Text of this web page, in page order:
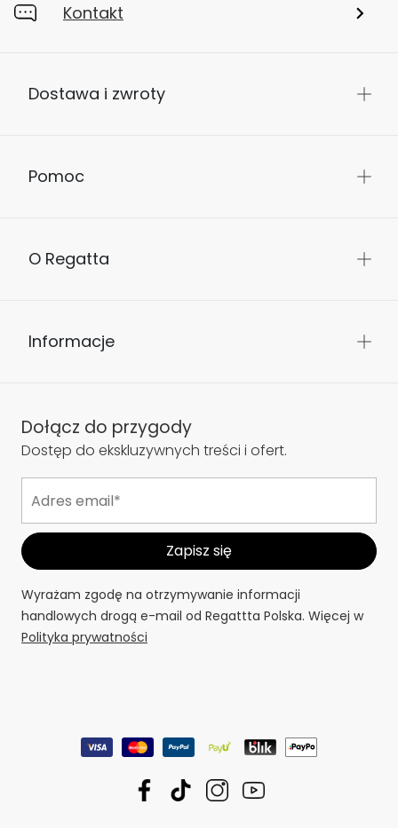
Kontakt
Dostawa i zwroty
Pomoc
O Regatta
Informacje
Dołącz do przygody
Dostęp do ekskluzywnych treści i ofert.
Wyrażam zgodę na otrzymywanie informacji
handlowych drogą e-mail od Regattta Polska. Więcej w
Polityka prywatności